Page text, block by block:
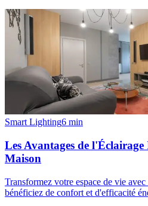
Smart Lighting6 min
Les Avantages de
Maison
Transformez votre espace de vie
bénéficiez de confort et d'efficacité